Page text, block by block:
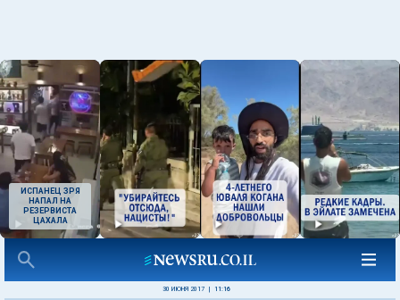
ИСПАНЕЦ ЗРЯ
НАПАЛ НА
РЕЗЕРВИСТА
ЦАХАЛА
30 ИЮНЯ 2017 11:16